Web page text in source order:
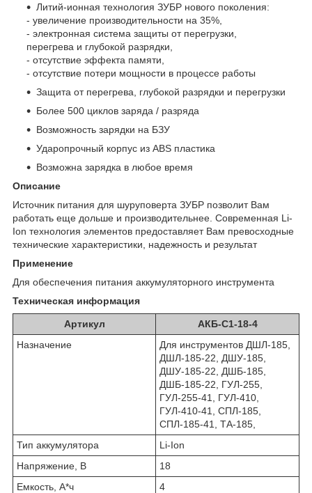
Литий-ионная технология ЗУБР нового поколения:
- увеличение производительности на 35%,
- электронная система защиты от перегрузки,
перегрева и глубокой разрядки,
- отсутствие эффекта памяти,
- отсутствие потери мощности в процессе работы
Защита от перегрева, глубокой разрядки и перегрузки
Более 500 циклов заряда / разряда
Возможность зарядки на БЗУ
Ударопрочный корпус из ABS пластика
Возможна зарядка в любое время
Описание
Источник питания для шуруповерта ЗУБР позволит Вам
работать еще дольше и производительнее. Современная Li-
Ion технология элементов предоставляет Вам превосходные
технические характеристики, надежность и результат
Применение
Для обеспечения питания аккумуляторного инструмента
Техническая информация
Артикул
АКБ-С1-18-4
Назначение
Для ин­стру­мен­тов ДШЛ-185,
ДШЛ-185-22, ДШУ-185,
ДШУ-185-22, ДШБ-185,
ДШБ-185-22, ГУЛ-255,
ГУЛ-255-41, ГУЛ-410,
ГУЛ-410-41, СПЛ-185,
СПЛ-185-41, ТА-185,
Тип аккумулятора
Li-Ion
Напряжение, В
18
Емкость, А*ч
4